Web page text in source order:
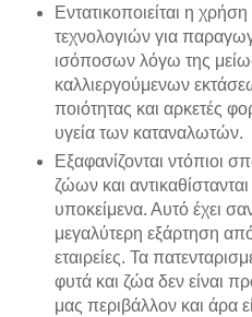
Εντατικοποιείται η
τεχνολογιών για
ισόποσων λόγω της
καλλιεργούμενων
ποιότητας και αρκετές
υγεία των καταναλωτών.
Εξαφανίζονται ντόπιοι
ζώων και
υποκείμενα. Αυτό έχει
μεγαλύτερη εξάρτηση
εταιρείες. Τα
φυτά και ζώα δεν είναι
μας περιβάλλον και άρα